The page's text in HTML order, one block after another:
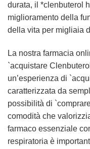
durata, il *clenbuterol
miglioramento della
della vita per migliaia
La nostra farmacia
`acquistare
un’esperienza di
caratterizzata da
possibilità di
comodità che
farmaco essenziale
respiratoria è